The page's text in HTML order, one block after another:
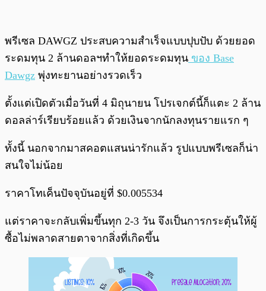
พรีเซล DAWGZ ประสบความสำเร็จแบบปุบปับ ด้วยยอด
ระดมทุน 2 ล้านดอลฯทำให้ยอดระดมทุน ของ Base
Dawgz พุ่งทะยานอย่างรวดเร็ว
ตั้งแต่เปิดตัวเมื่อวันที่ 4 มิถุนายน โปรเจกต์นี้ก็แตะ 2 ล้าน
ดอลล่าร์เรียบร้อยแล้ว ด้วยเงินจากนักลงทุนรายแรก ๆ
ทั้งนี้ นอกจากมาสคอตแสนน่ารักแล้ว รูปแบบพรีเซลก็น่า
สนใจไม่น้อย
ราคาโทเค็นปัจจุบันอยู่ที่ $0.005534
แต่ราคาจะกลับเพิ่มขึ้นทุก 2-3 วัน จึงเป็นการกระตุ้นให้ผู้
ซื้อไม่พลาดสายตาจากสิ่งที่เกิดขึ้น